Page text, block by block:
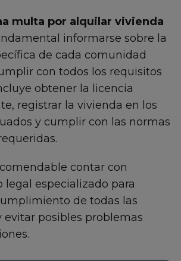
multa por alquilar vivienda
informarse sobre la
de cada comunidad
con todos los requisitos
obtener la licencia
registrar la vivienda en los
y cumplir con las normas
contar con
legal especializado para
de todas las
evitar posibles problemas